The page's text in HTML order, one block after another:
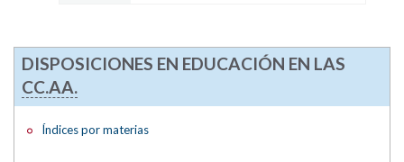
DISPOSICIONES EN EDUCACIÓN EN LAS
CC.AA.
Índices por materias